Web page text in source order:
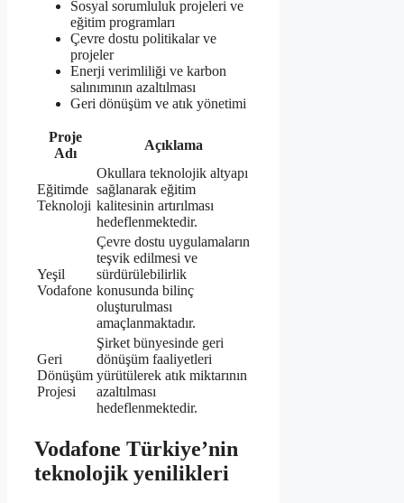
Sosyal sorumluluk projeleri ve
eğitim programları
Çevre dostu politikalar ve
projeler
Enerji verimliliği ve karbon
salınımının azaltılması
Geri dönüşüm ve atık yönetimi
Proje
Adı
Açıklama
Eğitimde
Teknoloji
Okullara teknolojik altyapı
sağlanarak eğitim
kalitesinin artırılması
hedeflenmektedir.
Yeşil
Vodafone
Çevre dostu uygulamaların
teşvik edilmesi ve
sürdürülebilirlik
konusunda bilinç
oluşturulması
amaçlanmaktadır.
Geri
Dönüşüm
Projesi
Şirket bünyesinde geri
dönüşüm faaliyetleri
yürütülerek atık miktarının
azaltılması
hedeflenmektedir.
Vodafone Türkiye’nin
teknolojik yenilikleri